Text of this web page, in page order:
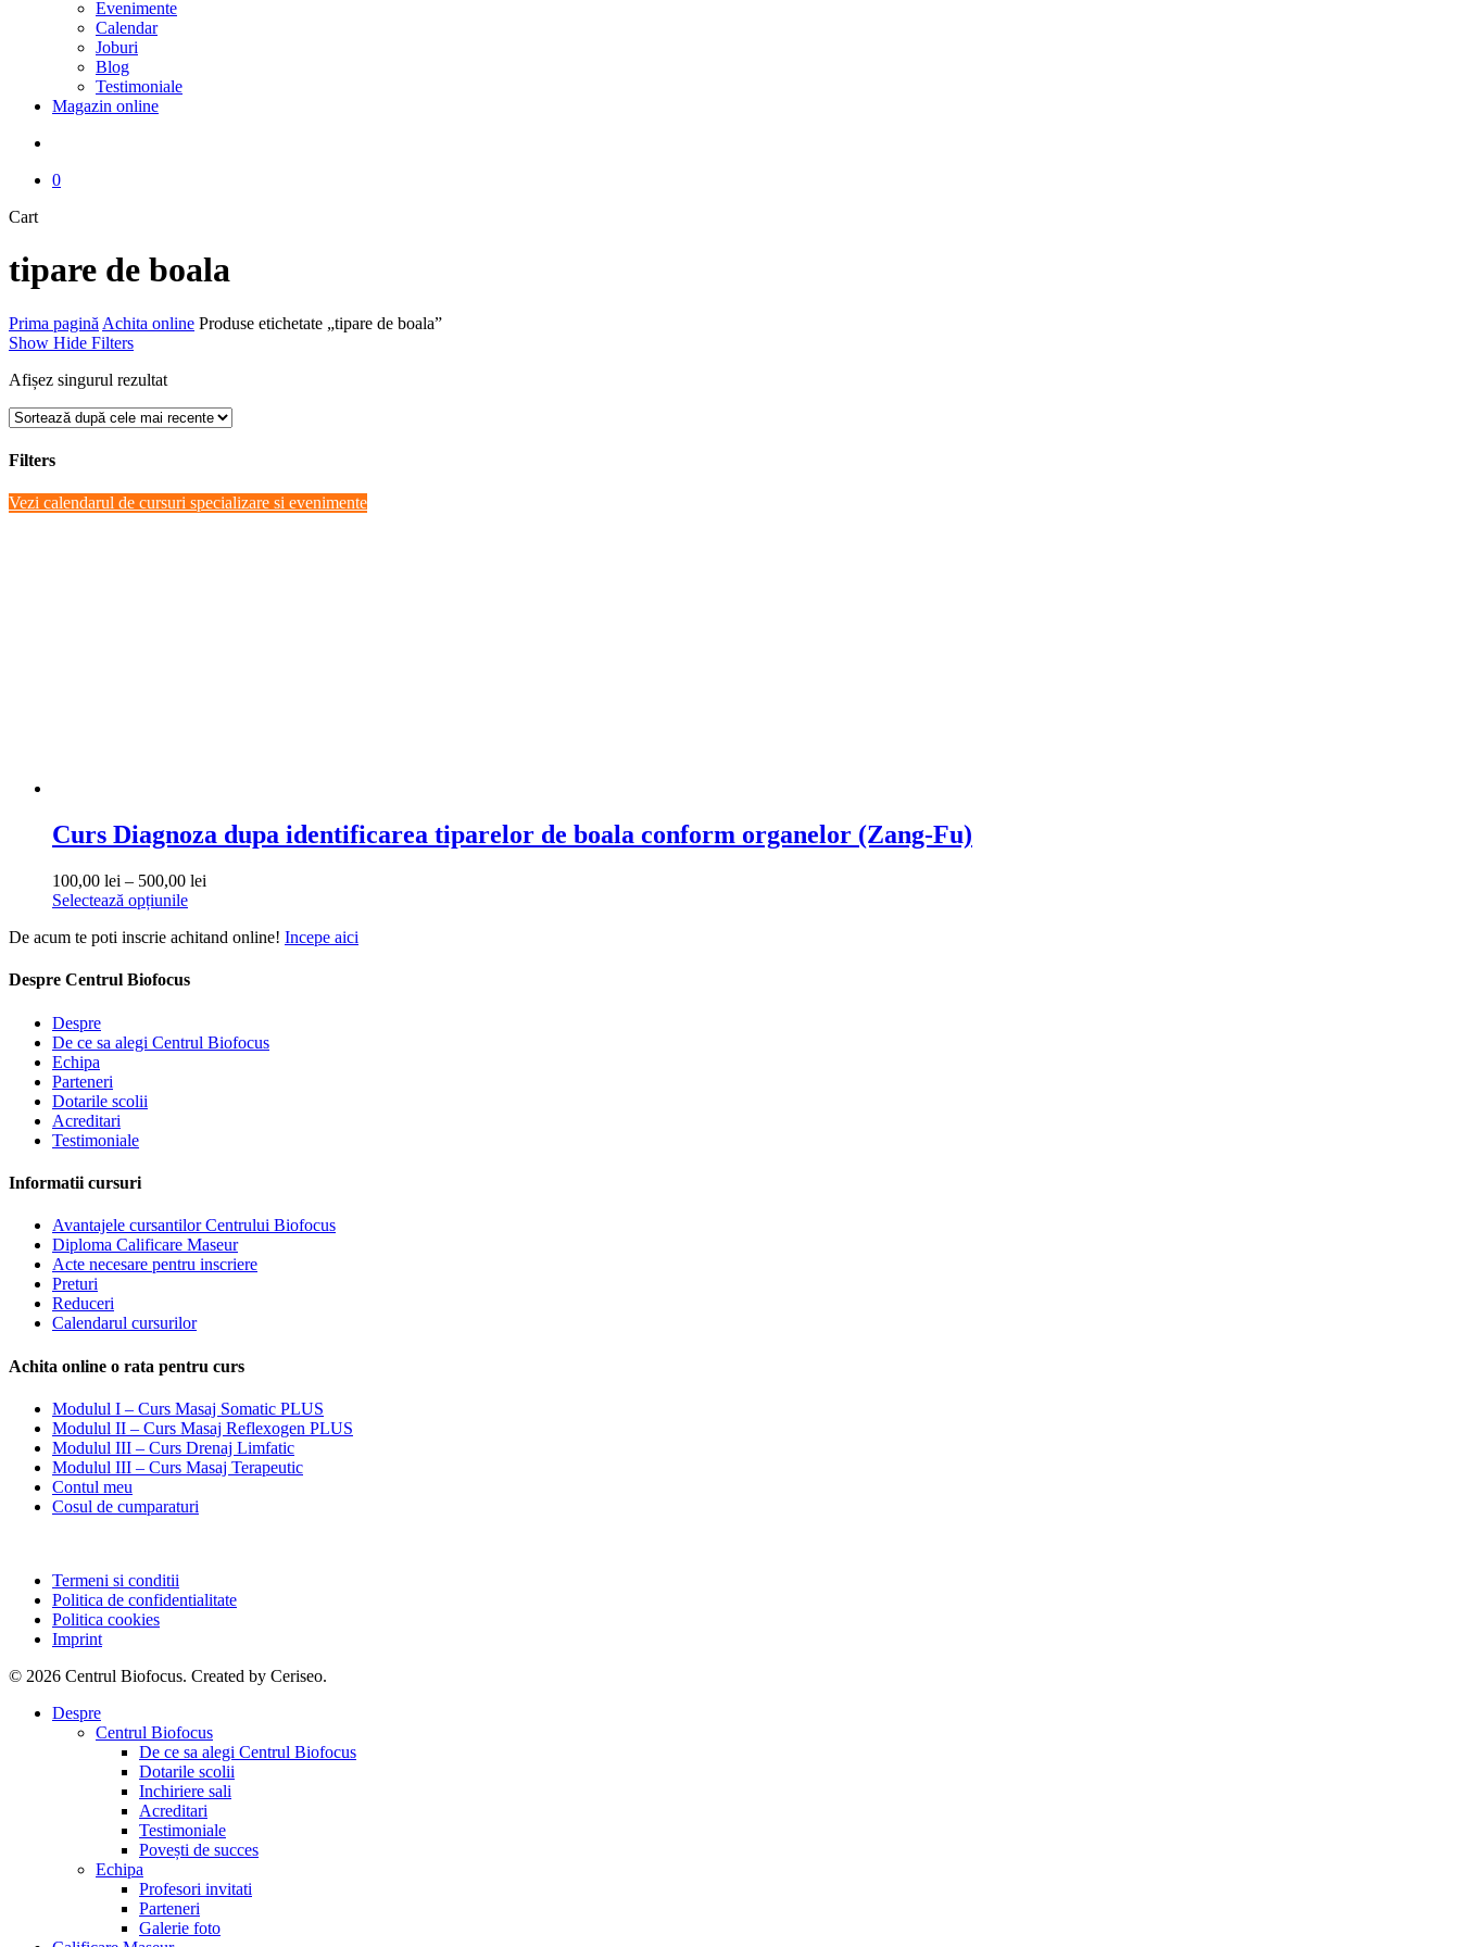
Evenimente
Calendar
Joburi
Blog
Testimoniale
Magazin online
0
CartClose
tipare de boala
Prima pagină Achita online Produse etichetate „tipare de boala”
Show Hide Filters
Afișez singurul rezultat
Filters
Close
Vezi calendarul de cursuri specializare si evenimente
Curs Diagnoza dupa identificarea tiparelor de boala conform organelor (Zang-Fu)
100,00 lei – 500,00 lei
100,00 lei
Selectează opțiunileAcest
are
multe
pot
fi
De acum te poti inscrie achitand online! Incepe aici
Despre Centrul Biofocus
Despre
De ce sa alegi Centrul Biofocus
Echipa
Parteneri
Dotarile scolii
Acreditari
Testimoniale
Informatii cursuri
Avantajele cursantilor Centrului Biofocus
Diploma Calificare Maseur
Acte necesare pentru inscriere
Preturi
Reduceri
Calendarul cursurilor
Achita online o rata pentru curs
Modulul I – Curs Masaj Somatic PLUS
Modulul II – Curs Masaj Reflexogen PLUS
Modulul III – Curs Drenaj Limfatic
Modulul III – Curs Masaj Terapeutic
Contul meu
Cosul de cumparaturi
Termeni si conditii
Politica de confidentialitate
Politica cookies
Imprint
© 2026 Centrul Biofocus. Created by Ceriseo.
Close
Despre
Centrul Biofocus
De ce sa alegi Centrul Biofocus
Dotarile scolii
Inchiriere sali
Acreditari
Testimoniale
Povești de succes
Echipa
Profesori invitati
Parteneri
Galerie foto